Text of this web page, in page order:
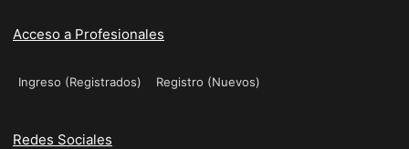
Acceso a Profesionales
Ingreso (Registrados) Registro (Nuevos)
Redes Sociales